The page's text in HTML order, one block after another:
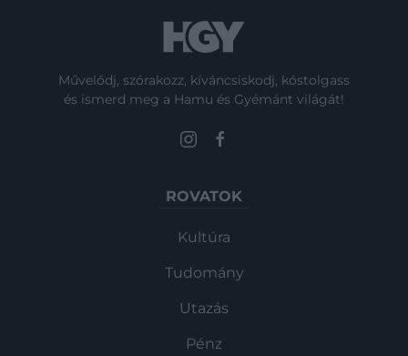
Művelődj, szórakozz, kíváncsiskodj, kóstolgass
és ismerd meg a Hamu és Gyémánt világát!
ROVATOK
Kultúra
Tudomány
Utazás
Pénz